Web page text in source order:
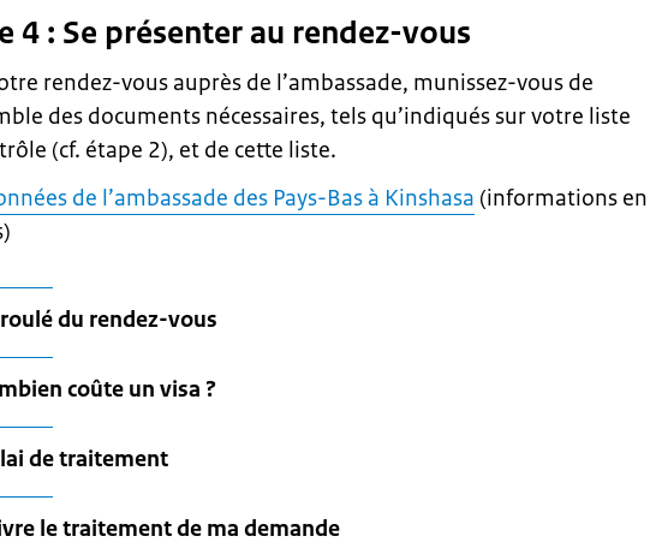
4 : Se présenter au rendez-vous
rendez-vous auprès de l’ambassade, munissez-vous de
des documents nécessaires, tels qu’indiqués sur votre liste
(cf. étape 2), et de cette liste.
de l’ambassade des Pays-Bas à Kinshasa (informations en
du rendez-vous
coûte un visa ?
de traitement
le traitement de ma demande